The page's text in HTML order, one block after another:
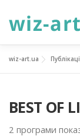
до
НОВИНИ
wiz-art.ua
BEST OF
2 програми